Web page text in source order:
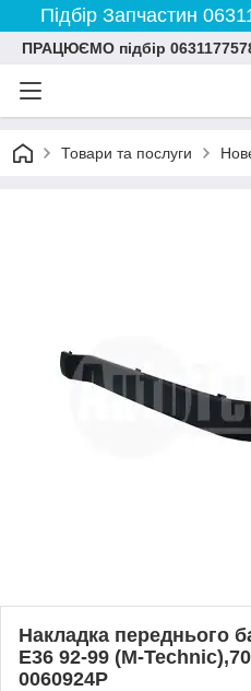
Підбір Запчастин
ПРАЦЮЄМО підбір
Товари та послуги
Накладка переднього
E36 92-99 (M-
0060924P